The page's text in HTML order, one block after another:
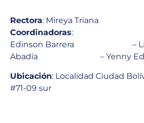
Rectora: Mireya Triana
Coordinadoras: –
Edinson Barrera –
Abadía – Yenny
Ubicación: Localidad Ciudad
#71-09 sur